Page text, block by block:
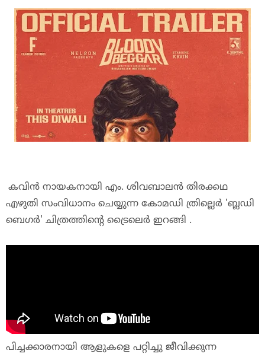
കവിൻ നായകനായി എം. ശിവബാലൻ തിരക്കഥ
എഴുതി സംവിധാനം ചെയ്യുന്ന കോമഡി ത്രില്ലെർ 'ബ്ലഡി
ബെഗർ' ചിത്രത്തിന്റെ ട്രൈലെർ ഇറങ്ങി .
പിച്ചക്കാരനായി ആളുകളെ പറ്റിച്ചു ജീവിക്കുന്ന